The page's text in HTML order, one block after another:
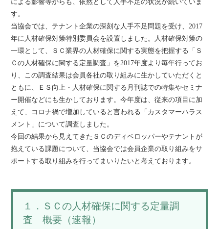
による影響等からも、依然として人手不足の状況が続いていま
す。
当協会では、テナント企業の深刻な人手不足問題を受け、2017
年に人材確保対策特別委員会を設置しました。人材確保対策の
一環として、ＳＣ業界の人材確保に関する実態を把握する「Ｓ
Ｃの人材確保に関する定量調査」を2017年度より毎年行ってお
り、この調査結果は会員各社の取り組みに生かしていただくと
ともに、ＥＳ向上・人材確保に関する月刊誌での特集やセミナ
ー開催などにも生かしております。今年度は、従来の項目に加
えて、コロナ禍で増加していると言われる「カスタマーハラス
メント」について調査しました。
今回の結果から見えてきたＳＣのディベロッパーやテナントが
抱えている課題について、当協会では会員企業の取り組みをサ
ポートする取り組みを行ってまいりたいと考えております。
１．ＳＣの人材確保に関する定量調
査 概要（速報）